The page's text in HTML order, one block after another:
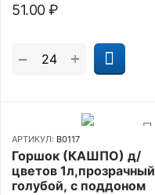
51.00 ₽
+
−
АРТИКУЛ: В0117
Горшок (КАШПО) д/
цветов 1л,прозрачный
голубой, с поддоном